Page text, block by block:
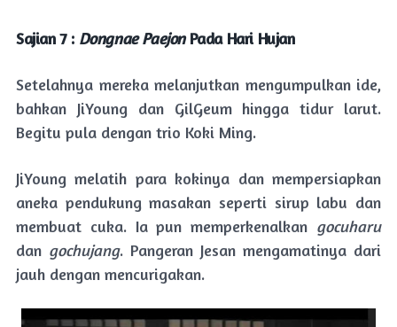
Sajian 7 : Dongnae PaejonPada Hari Hujan
Setelahnya mereka melanjutkan mengumpulkan ide,
bahkan JiYoung dan GilGeum hingga tidur larut.
Begitu pula dengan trio Koki Ming.
JiYoung melatih para kokinya dan mempersiapkan
aneka pendukung masakan seperti sirup labu dan
membuat cuka. Ia pun memperkenalkan gocuharu
dan gochujang. Pangeran Jesan mengamatinya dari
jauh dengan mencurigakan.